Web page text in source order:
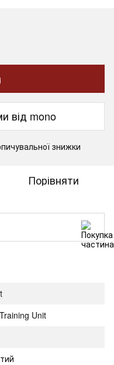
від mono
знижки
Порівняти
Unit